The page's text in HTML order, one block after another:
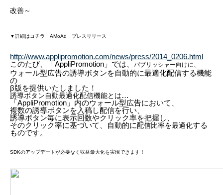
改善～
▼詳細はコチラ AMoAd プレスリリース
http://www.applipromotion.com/news/press/2014_0206.html
このたび、「AppliPromotion」では、
パブリッシャー向けに、
ウォール型広告の誘導ボタンを自動的に最適化配信する機能
の
β版を提供いたしました！
誘導ボタン自動最適化配信機能とは…
「AppliPromotion」内のウォール型広告において、
複数の誘導ボタンを入稿し配信を行い、
誘導ボタン毎に表示回数やクリック率を把握し、
そのクリック率に基づいて、自動的に配信比率を最適化する
ものです。
SDKのアップデートが必要なく収益最大化を実現できます！